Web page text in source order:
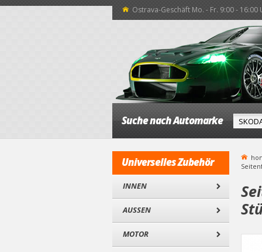
Ostrava-Geschäft Mo. - Fr. 9:00 - 16:00
Suche nach Automarke
Universelles Zubehör
INNEN
AUSSEN
MOTOR